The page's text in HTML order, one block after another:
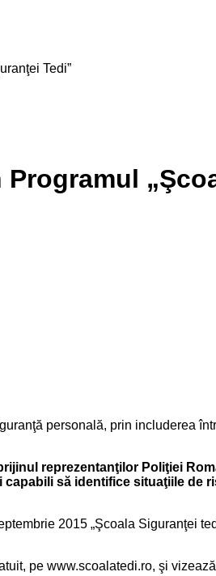
Tedi”
personală, prin includerea
reprezentanţilor Poliţiei
să identifice situaţiile de
2015 „Şcoala Siguranţei
pe www.scoalatedi.ro, şi